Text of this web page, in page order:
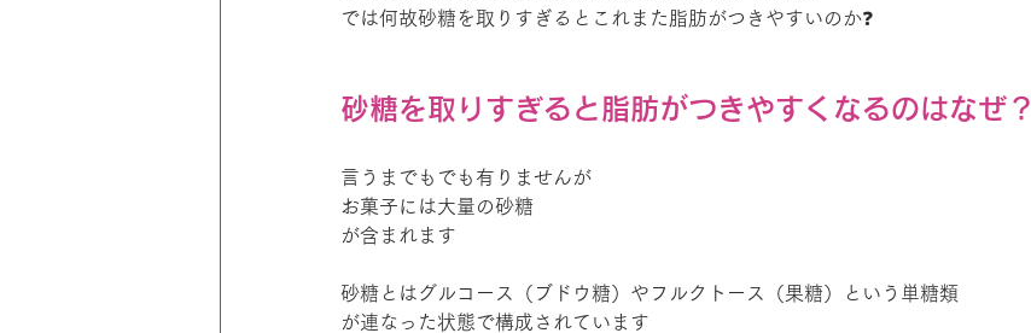
では何故砂糖を取りすぎるとこれまた脂肪がつきやすいのか❓
砂糖を取りすぎると脂肪がつきやすくなるのはなぜ？
言うまでもでも有りませんが
お菓子には大量の砂糖
が含まれます
砂糖とはグルコース（ブドウ糖）やフルクトース（果糖）という単糖類
が連なった状態で構成されています